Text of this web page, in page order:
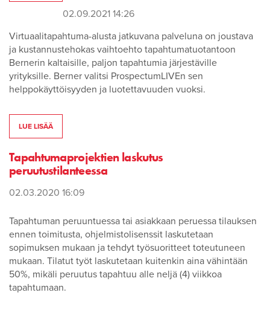
02.09.2021 14:26
Virtuaalitapahtuma-alusta jatkuvana palveluna on joustava
ja kustannustehokas vaihtoehto tapahtumatuotantoon
Bernerin kaltaisille, paljon tapahtumia järjestäville
yrityksille. Berner valitsi ProspectumLIVEn sen
helppokäyttöisyyden ja luotettavuuden vuoksi.
LUE LISÄÄ
Tapahtumaprojektien laskutus
peruutustilanteessa
02.03.2020 16:09
Tapahtuman peruuntuessa tai asiakkaan peruessa tilauksen
ennen toimitusta, ohjelmistolisenssit laskutetaan
sopimuksen mukaan ja tehdyt työsuoritteet toteutuneen
mukaan. Tilatut työt laskutetaan kuitenkin aina vähintään
50%, mikäli peruutus tapahtuu alle neljä (4) viikkoa
tapahtumaan.